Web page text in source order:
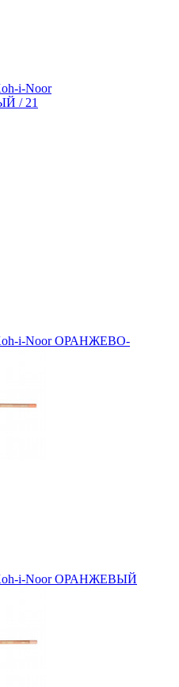
i-Noor
/ 21
Koh-i-Noor ОРАНЖЕВО-
Koh-i-Noor ОРАНЖЕВЫЙ